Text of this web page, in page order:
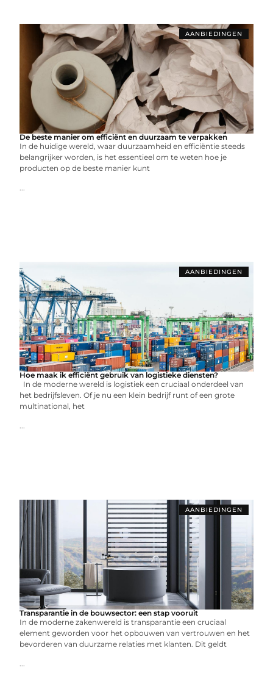
AANBIEDINGEN
De beste manier om efficiënt en duurzaam te verpakken
In de huidige wereld, waar duurzaamheid en efficiëntie steeds
belangrijker worden, is het essentieel om te weten hoe je
producten op de beste manier kunt
...
AANBIEDINGEN
Hoe maak ik efficiënt gebruik van logistieke diensten?
In de moderne wereld is logistiek een cruciaal onderdeel van
het bedrijfsleven. Of je nu een klein bedrijf runt of een grote
multinational, het
...
AANBIEDINGEN
Transparantie in de bouwsector: een stap vooruit
In de moderne zakenwereld is transparantie een cruciaal
element geworden voor het opbouwen van vertrouwen en het
bevorderen van duurzame relaties met klanten. Dit geldt
...